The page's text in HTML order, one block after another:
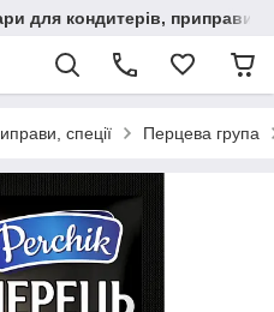
для кондитерів, приправи,
спеції Перцева група